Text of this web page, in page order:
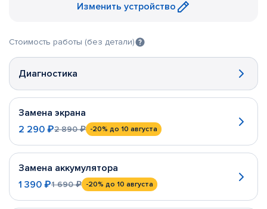
Изменить устройство
Стоимость работы (без детали)
Диагностика
Замена экрана
2 290 ₽2 890 ₽ -20% до 10 августа
Замена аккумулятора
1 390 ₽1 690 ₽ -20% до 10 августа